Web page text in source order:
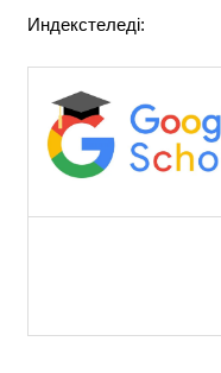
Индекстеледі: